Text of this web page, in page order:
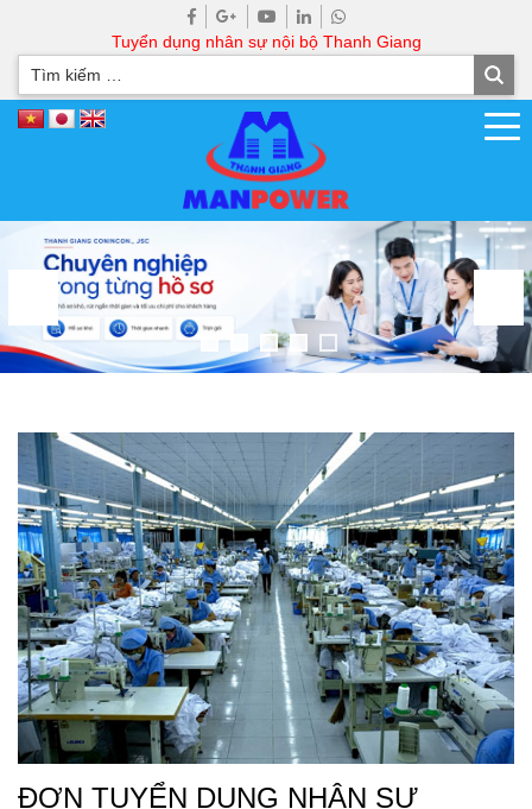
Tuyển dụng nhân sự nội bộ Thanh Giang
ĐƠN TUYỂN DỤNG NHÂN SỰ